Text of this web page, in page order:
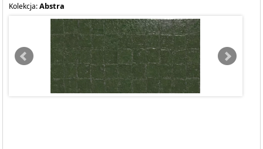
Kolekcja:Abstra